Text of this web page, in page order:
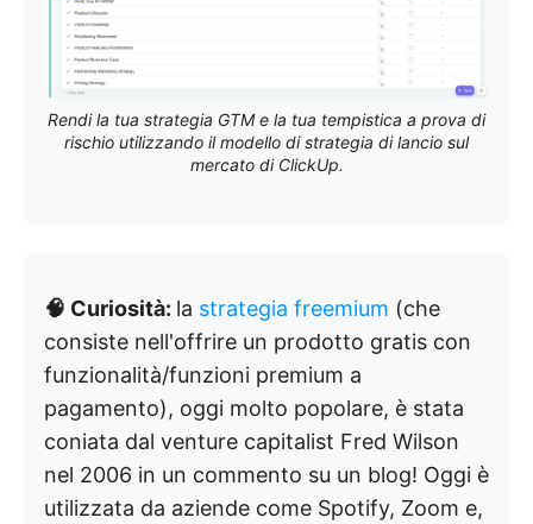
Rendi la tua strategia GTM e la tua tempistica a prova di
rischio utilizzando il modello di strategia di lancio sul
mercato di ClickUp.
🧠 Curiosità: la strategia freemium (che
consiste nell'offrire un prodotto gratis con
funzionalità/funzioni premium a
pagamento), oggi molto popolare, è stata
coniata dal venture capitalist Fred Wilson
nel 2006 in un commento su un blog! Oggi è
utilizzata da aziende come Spotify, Zoom e,